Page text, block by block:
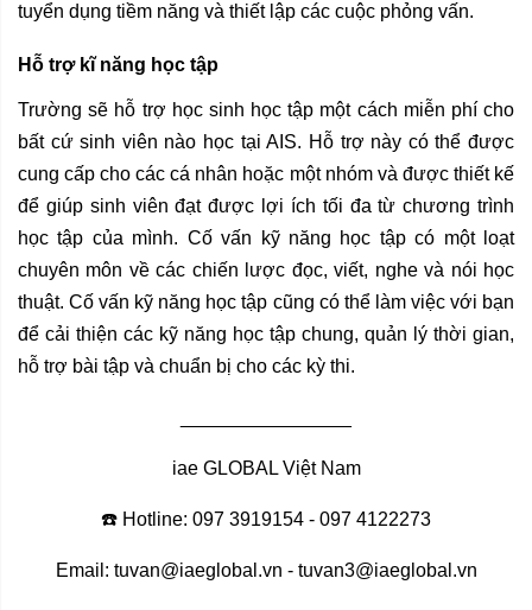
tuyển dụng tiềm năng và thiết lập các cuộc phỏng vấn.
Hỗ trợ kĩ năng học tập
Trường sẽ hỗ trợ học sinh học tập một cách miễn phí cho
bất cứ sinh viên nào học tại AIS. Hỗ trợ này có thể được
cung cấp cho các cá nhân hoặc một nhóm và được thiết kế
để giúp sinh viên đạt được lợi ích tối đa từ chương trình
học tập của mình. Cố vấn kỹ năng học tập có một loạt
chuyên môn về các chiến lược đọc, viết, nghe và nói học
thuật. Cố vấn kỹ năng học tập cũng có thể làm việc với bạn
để cải thiện các kỹ năng học tập chung, quản lý thời gian,
hỗ trợ bài tập và chuẩn bị cho các kỳ thi.
iae GLOBAL Việt Nam
☎️ Hotline: 097 3919154 - 097 4122273
Email: tuvan@iaeglobal.vn - tuvan3@iaeglobal.vn